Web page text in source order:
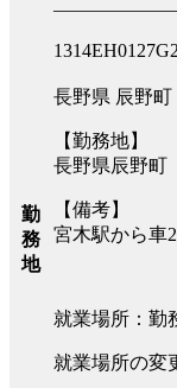
勤
務
地
長野県 辰野町
【勤務地】
長野県辰野町
【備考】
宮木駅から車
就業場所：勤
就業場所の変